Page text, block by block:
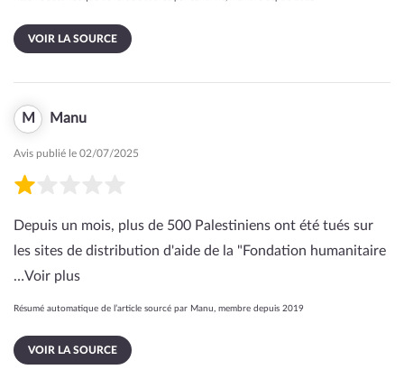
VOIR LA SOURCE
M Manu
Avis publié le 02/07/2025
Depuis un mois, plus de 500 Palestiniens ont été tués sur
les sites de distribution d'aide de la "Fondation humanitaire
…Voir plus
Résumé automatique de l’article sourcé par Manu, membre depuis 2019
VOIR LA SOURCE